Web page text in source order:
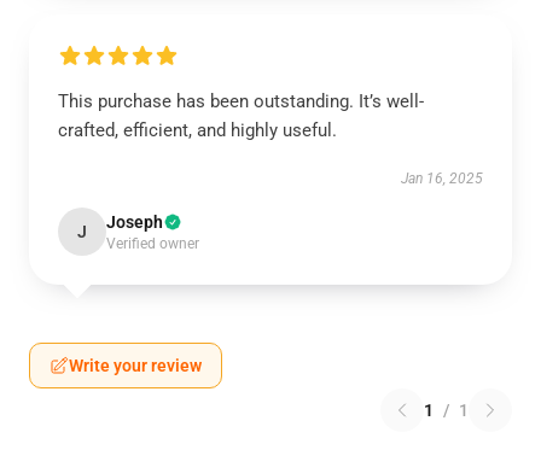
This purchase has been outstanding. It’s well-
crafted, efficient, and highly useful.
Jan 16, 2025
J Joseph
Verified owner
Write your review
1 / 1